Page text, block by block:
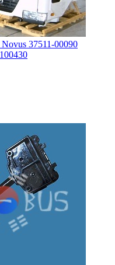
37511-00090